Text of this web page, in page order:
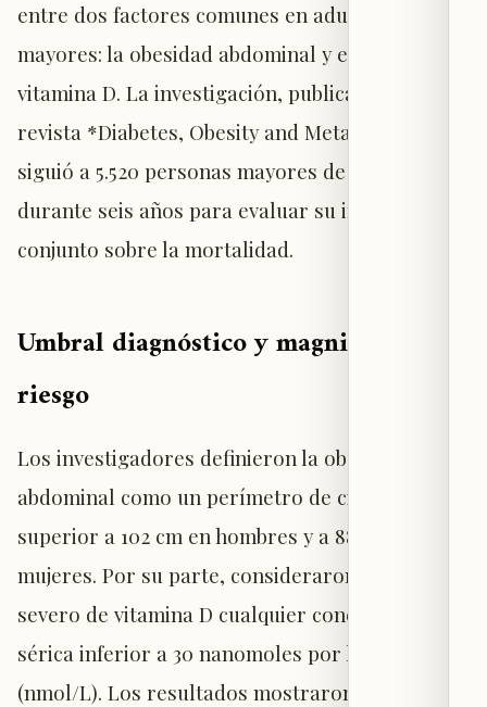
entre dos factores comunes en adultos
mayores: la obesidad abdominal y el déficit de
vitamina D. La investigación, publicada en la
revista *Diabetes, Obesity and Metabolism*,
siguió a 5.520 personas mayores de 50 años
durante seis años para evaluar su impacto
conjunto sobre la mortalidad.
Umbral diagnóstico y magnitud del
riesgo
Los investigadores definieron la obesidad
abdominal como un perímetro de cintura
superior a 102 cm en hombres y a 88 cm en
mujeres. Por su parte, consideraron déficit
severo de vitamina D cualquier concentración
sérica inferior a 30 nanomoles por litro
(nmol/L). Los resultados mostraron que